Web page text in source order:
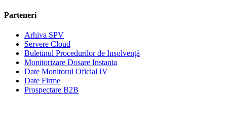
Parteneri
Arhiva SPV
Servere Cloud
Buletinul Procedurilor de Insolvență
Monitorizare Dosare Instanta
Date Monitorul Oficial IV
Date Firme
Prospectare B2B